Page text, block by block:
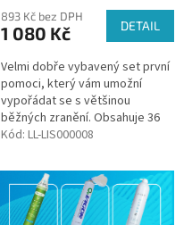
893 Kč bez DPH
1 080 Kč DETAIL
Velmi dobře vybavený set první
pomoci, který vám umožní
vypořádat se s většinou
běžných zranění. Obsahuje 36
položek.
Kód: LL-LIS000008